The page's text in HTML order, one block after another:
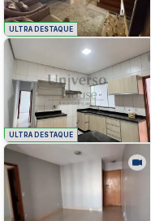
ULTRA DESTAQUE
ULTRA DESTAQUE